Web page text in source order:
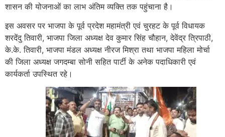
शासन की योजनाओं का लाभ अंतिम व्यक्ति तक पहुंचाना है।
इस अवसर पर भाजपा के पूर्व प्रदेश महामंत्री एवं चुरहट के पूर्व विधायक
शरदेंदु तिवारी, भाजपा जिला अध्यक्ष देव कुमार सिंह चौहान, देवेंद्र त्रिपाठी,
के.के. तिवारी, भाजपा मंडल अध्यक्ष नीरज मिश्रा तथा भाजपा महिला मोर्चा
की जिला अध्यक्ष जगदम्बा सोनी सहित पार्टी के अनेक पदाधिकारी एवं
कार्यकर्ता उपस्थित रहे।